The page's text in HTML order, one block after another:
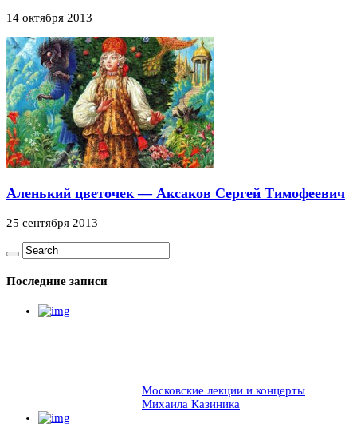
14 октября 2013
Аленький цветочек — Аксаков Сергей Тимофеевич
25 сентября 2013
Последние записи
Московские лекции и концерты
Михаила Казиника